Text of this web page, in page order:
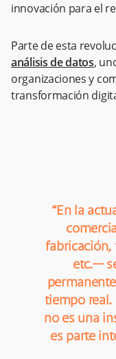
innovación para el
Parte de esta
análisis de datos,
organizaciones y
transformación
“En la
fabricación,
etc.—
tiempo real.
no es una
es parte